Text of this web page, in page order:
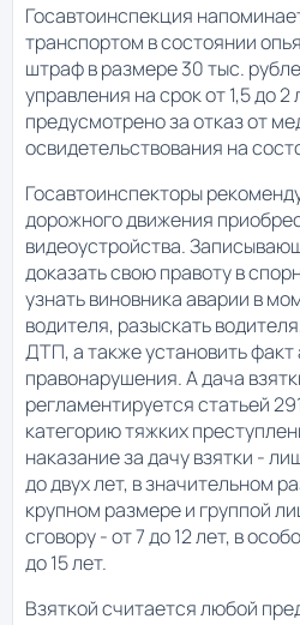
Госавтоинспекция
транспортом в состоянии
штраф в размере 30 тыс.
управления на срок от 1,5 до
предусмотрено за отказ от
освидетельствования на
Госавтоинспекторы
дорожного движения
видеоустройства.
доказать свою правоту в
узнать виновника аварии в
водителя, разыскать
ДТП, а также установить
правонарушения. А дача
регламентируется статьей
категорию тяжких
наказание за дачу взятки -
до двух лет, в значительном
крупном размере и группой
сговору - от 7 до 12 лет, в
до 15 лет.
Взяткой считается любой